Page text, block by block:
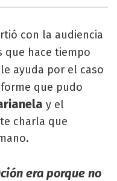
con la audiencia
que hace tiempo
ayuda por el caso
que pudo
y el
charla que
era porque no